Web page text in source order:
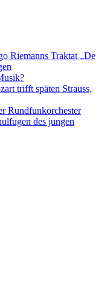
Riemanns Traktat „De
trifft späten Strauss,
Rundfunkorchester
des jungen